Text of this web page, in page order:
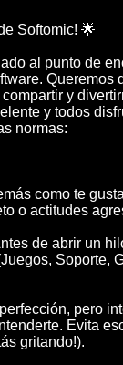
Softomic! 🌟
al punto de
Queremos
y
y todos
normas:
como te
o actitudes
de abrir un
Soporte,
pero
Evita
gritando!).